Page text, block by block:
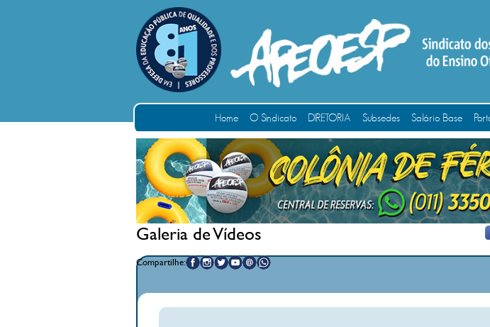
Home O Sindicato DIRETORIA Subsedes Salário Base
Galeria de Vídeos
Compartilhe: